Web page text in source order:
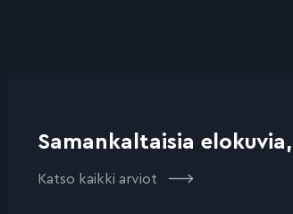
Samankaltaisia
Katso kaikki arviot